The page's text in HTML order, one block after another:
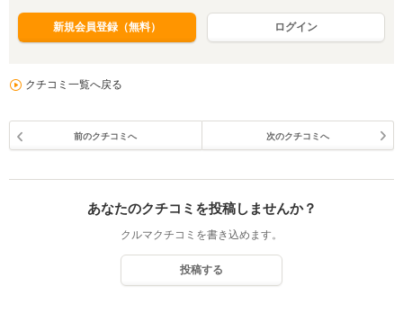
新規会員登録（無料） ログイン
クチコミ一覧へ戻る
前のクチコミへ 次のクチコミへ
あなたのクチコミを投稿しませんか？
クルマクチコミを書き込めます。
投稿する